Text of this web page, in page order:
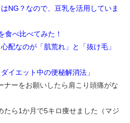
NG？なので、豆乳を活用していま
食べ比べてみた！
配なのが「肌荒れ」と「抜け毛」
イエット中の便秘解消法」
ナーをお願いしたら肩こり頭痛がな
たら1か月で5キロ痩せました（マジ